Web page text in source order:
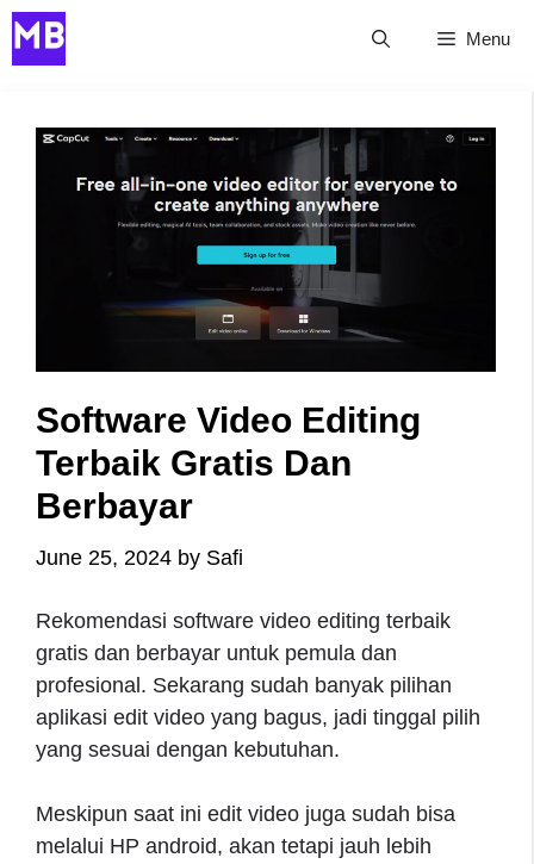
Skip
to
Menu
Software Video Editing
Terbaik Gratis Dan
Berbayar
June 25, 2024 by Safi
Rekomendasi software video editing terbaik
gratis dan berbayar untuk pemula dan
profesional. Sekarang sudah banyak pilihan
aplikasi edit video yang bagus, jadi tinggal pilih
yang sesuai dengan kebutuhan.
Meskipun saat ini edit video juga sudah bisa
melalui HP android, akan tetapi jauh lebih